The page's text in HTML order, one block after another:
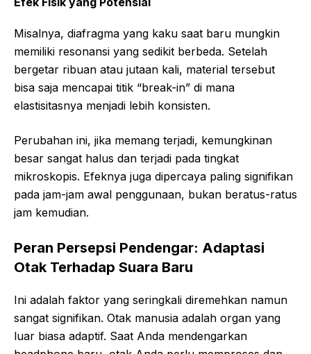
Misalnya, diafragma yang kaku saat baru mungkin
memiliki resonansi yang sedikit berbeda. Setelah
bergetar ribuan atau jutaan kali, material tersebut
bisa saja mencapai titik “break-in” di mana
elastisitasnya menjadi lebih konsisten.
Perubahan ini, jika memang terjadi, kemungkinan
besar sangat halus dan terjadi pada tingkat
mikroskopis. Efeknya juga dipercaya paling signifikan
pada jam-jam awal penggunaan, bukan beratus-ratus
jam kemudian.
Peran Persepsi Pendengar: Adaptasi
Otak Terhadap Suara Baru
Ini adalah faktor yang seringkali diremehkan namun
sangat signifikan. Otak manusia adalah organ yang
luar biasa adaptif. Saat Anda mendengarkan